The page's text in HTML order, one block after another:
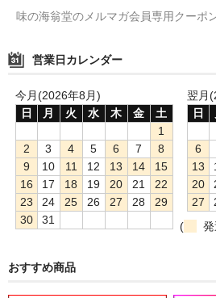
味の海翁堂のメルマガ会員専用クーポ
営業日カレンダー
今月(2026年8月)
日
月 火 水 木 金
土
1
2
3 4 5 6 7
8
9
10 11 12 13 14
15
16
17 18 19 20 21
22
23
24 25 26 27 28
29
30
31
翌月
日
6
13
20
27
(
おすすめ商品